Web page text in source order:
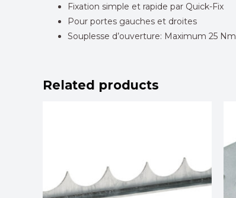
Fixation simple et rapide par Quick-Fix
Pour portes gauches et droites
Souplesse d’ouverture: Maximum 25 Nm
Related products